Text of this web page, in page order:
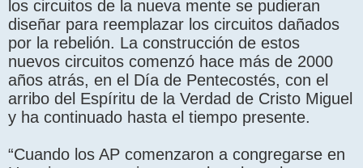
los circuitos de la nueva mente se pudieran
diseñar para reemplazar los circuitos dañados
por la rebelión. La construcción de estos
nuevos circuitos comenzó hace más de 2000
años atrás, en el Día de Pentecostés, con el
arribo del Espíritu de la Verdad de Cristo Miguel
y ha continuado hasta el tiempo presente.
“Cuando los AP comenzaron a congregarse en